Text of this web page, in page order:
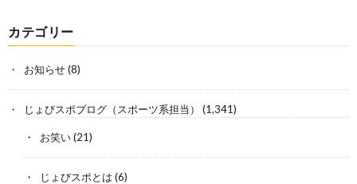
カテゴリー
お知らせ(8)
じょびスポブログ（スポーツ系担当） (1,341)
お笑い(21)
じょびスポとは (6)